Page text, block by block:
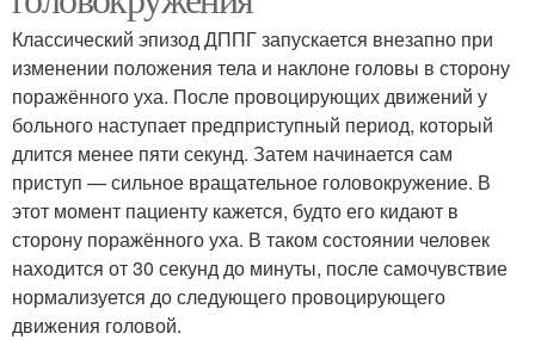
Классический эпизод ДППГ запускается внезапно при
изменении положения тела и наклоне головы в сторону
поражённого уха. После провоцирующих движений у
больного наступает предприступный период, который
длится менее пяти секунд. Затем начинается сам
приступ — сильное вращательное головокружение. В
этот момент пациенту кажется, будто его кидают в
сторону поражённого уха. В таком состоянии человек
находится от 30 секунд до минуты, после самочувствие
нормализуется до следующего провоцирующего
движения головой.